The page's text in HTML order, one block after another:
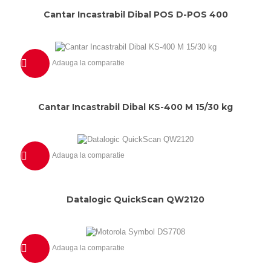
Cantar Incastrabil Dibal POS D-POS 400
Adauga la comparatie
Cantar Incastrabil Dibal KS-400 M 15/30 kg
Adauga la comparatie
Datalogic QuickScan QW2120
Adauga la comparatie